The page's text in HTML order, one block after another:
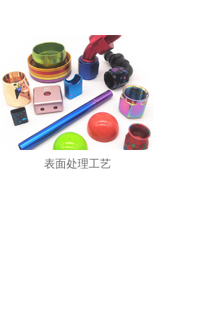
表面处理工艺